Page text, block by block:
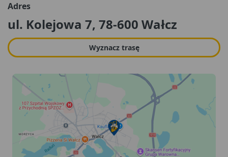
Adres
ul. Kolejowa 7, 78-600 Wałcz
Wyznacz trasę